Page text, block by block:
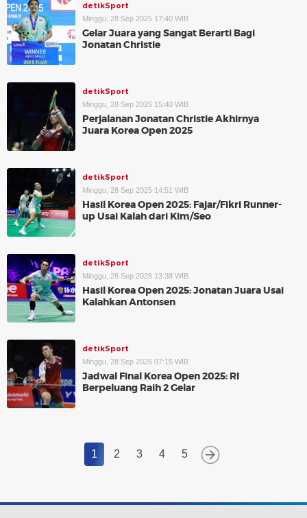
detikSport
Minggu, 28 Sep 2025 17:40 WIB
Gelar Juara yang Sangat Berarti Bagi
Jonatan Christie
detikSport
Minggu, 28 Sep 2025 15:40 WIB
Perjalanan Jonatan Christie Akhirnya
Juara Korea Open 2025
detikSport
Minggu, 28 Sep 2025 14:51 WIB
Hasil Korea Open 2025: Fajar/Fikri Runner-
up Usai Kalah dari Kim/Seo
detikSport
Minggu, 28 Sep 2025 13:38 WIB
Hasil Korea Open 2025: Jonatan Juara Usai
Kalahkan Antonsen
detikSport
Minggu, 28 Sep 2025 07:15 WIB
Jadwal Final Korea Open 2025: RI
Berpeluang Raih 2 Gelar
1 2 3 4 5